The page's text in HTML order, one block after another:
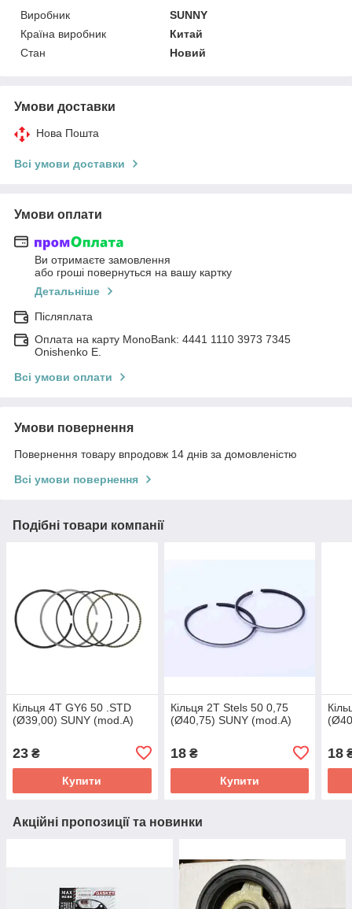
Виробник
SUNNY
Країна виробник
Китай
Стан
Новий
Умови доставки
Нова Пошта
Всі умови доставки
Умови оплати
Ви отримаєте замовлення
або гроші повернуться на вашу картку
Детальніше
Післяплата
Оплата на карту MonoBank: 4441 1110 3973 7345
Onishenko E.
Всі умови оплати
Умови повернення
Повернення товару впродовж 14 днів за домовленістю
Всі умови повернення
Подібні товари компанії
Кільця 4T GY6 50 .STD
(Ø39,00) SUNY (mod.A)
23 ₴
Купити
Кільця 2T Stels 50 0,75
(Ø40,75) SUNY (mod.A)
18₴
Купити
18
Акційні пропозиції та новинки